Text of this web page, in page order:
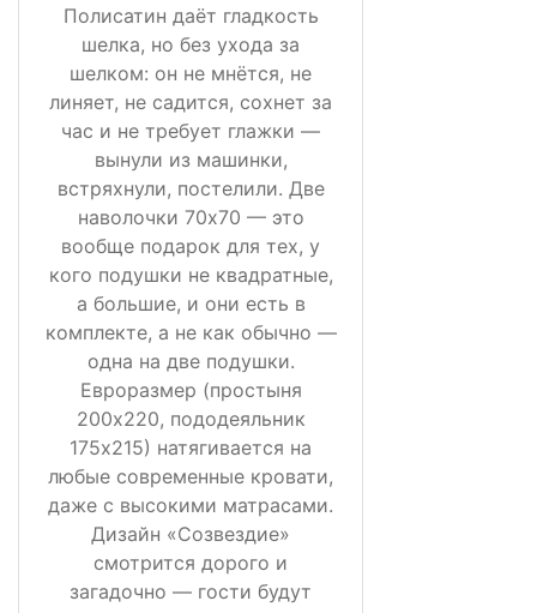
Полисатин даёт гладкость
шелка, но без ухода за
шелком: он не мнётся, не
линяет, не садится, сохнет за
час и не требует глажки —
вынули из машинки,
встряхнули, постелили. Две
наволочки 70х70 — это
вообще подарок для тех, у
кого подушки не квадратные,
а большие, и они есть в
комплекте, а не как обычно —
одна на две подушки.
Евроразмер (простыня
200х220, пододеяльник
175х215) натягивается на
любые современные кровати,
даже с высокими матрасами.
Дизайн «Созвездие»
смотрится дорого и
загадочно — гости будут